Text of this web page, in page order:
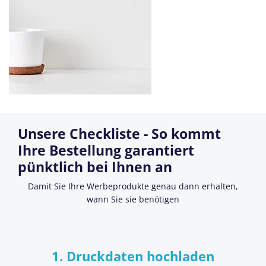
Unsere Checkliste - So kommt
Ihre Bestellung garantiert
pünktlich bei Ihnen an
Damit Sie Ihre Werbeprodukte genau dann erhalten,
wann Sie sie benötigen
1. Druckdaten hochladen